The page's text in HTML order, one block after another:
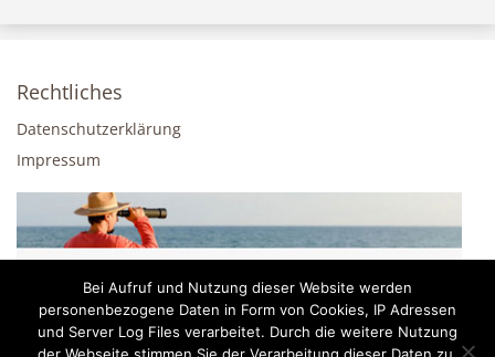
Rechtliches
Datenschutzerklärung
Impressum
Bei Aufruf und Nutzung dieser Website werden
personenbezogene Daten in Form von Cookies, IP Adressen
und Server Log Files verarbeitet. Durch die weitere Nutzung